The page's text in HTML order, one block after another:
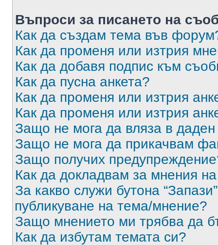
Въпроси за писането на
Как да създам тема във
Как да променя или изтрия
Как да добавя подпис към
Как да пусна анкета?
Как да променя или изтрия
Как да променя или изтрия
Защо не мога да вляза в
Защо не мога да прикачвам
Защо получих
Как да докладвам за мнения
За какво служи бутона
публикуване на тема/мнение?
Защо мнението ми трябва да
Как да избутам темата си?